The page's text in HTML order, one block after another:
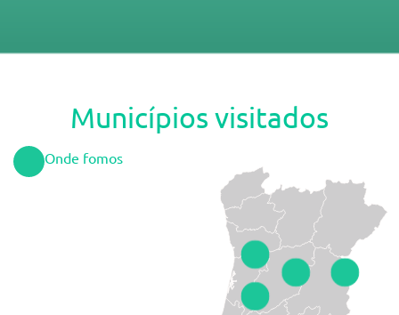
Municípios visitados
Onde fomos